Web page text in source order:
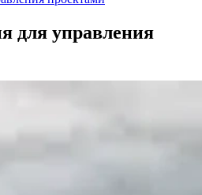
для управления